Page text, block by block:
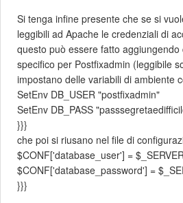
Si tenga infine presente che se si
leggibili ad Apache le credenziali di
questo può essere fatto
specifico per Postfixadmin (leggibile
impostano delle variabili di ambiente
SetEnv DB_USER "postfixadmin"
SetEnv DB_PASS
}}}
che poi si riusano nel file di
$CONF['database_user'] =
$CONF['database_password'] =
}}}